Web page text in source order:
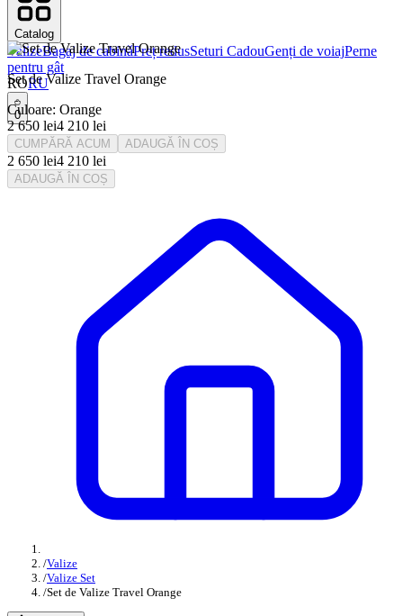
Catalog
ValizeBagaj de cabinǎPreț redusSeturi CadouGenți de voiajPerne
pentru gât
RORU
0
Set de Valize Travel Orange
Culoare: Orange
2 650 lei4 210 lei
CUMPĂRĂ ACUM ADAUGĂ ÎN COȘ
2 650 lei4 210 lei
ADAUGĂ ÎN COȘ
/Valize
/Valize Set
/Set de Valize Travel Orange